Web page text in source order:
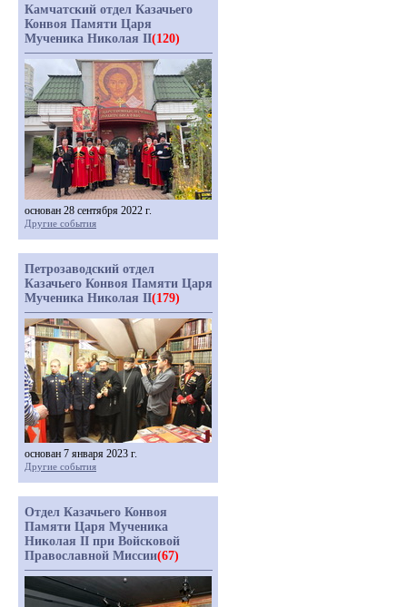
Камчатский отдел Казачьего
Конвоя Памяти Царя
Мученика Николая II(120)
основан 28 сентября 2022 г.
Другие события
Петрозаводский отдел
Казачьего Конвоя Памяти Царя
Мученика Николая II(179)
основан 7 января 2023 г.
Другие события
Отдел Казачьего Конвоя
Памяти Царя Мученика
Николая II при Войсковой
Православной Миссии(67)